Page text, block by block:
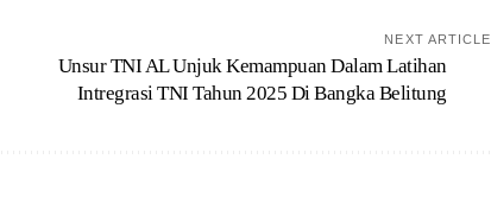
NEXT ARTICLE
Unsur TNI AL Unjuk Kemampuan Dalam Latihan
Intregrasi TNI Tahun 2025 Di Bangka Belitung